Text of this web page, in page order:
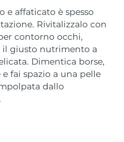
e affaticato è spesso
Rivitalizzalo con
contorno occhi,
il giusto nutrimento a
Dimentica borse,
fai spazio a una pelle
dallo